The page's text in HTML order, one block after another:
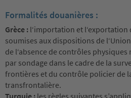
Formalités douanières :
Grèce : l‘importation et
soumises aux dispositions de
de l‘absence de contrôles physiques
par sondage dans le cadre de la
frontières et du contrôle policier de
transfrontalière.